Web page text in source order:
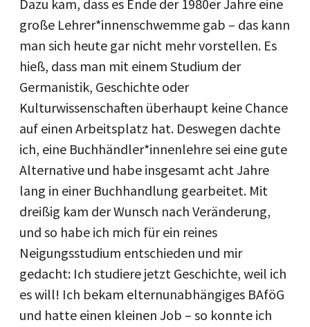
Dazu kam, dass es Ende der 1980er Jahre eine
große Lehrer*innenschwemme gab – das kann
man sich heute gar nicht mehr vorstellen. Es
hieß, dass man mit einem Studium der
Germanistik, Geschichte oder
Kulturwissenschaften überhaupt keine Chance
auf einen Arbeitsplatz hat. Deswegen dachte
ich, eine Buchhändler*innenlehre sei eine gute
Alternative und habe insgesamt acht Jahre
lang in einer Buchhandlung gearbeitet. Mit
dreißig kam der Wunsch nach Veränderung,
und so habe ich mich für ein reines
Neigungsstudium entschieden und mir
gedacht: Ich studiere jetzt Geschichte, weil ich
es will! Ich bekam elternunabhängiges BAföG
und hatte einen kleinen Job – so konnte ich